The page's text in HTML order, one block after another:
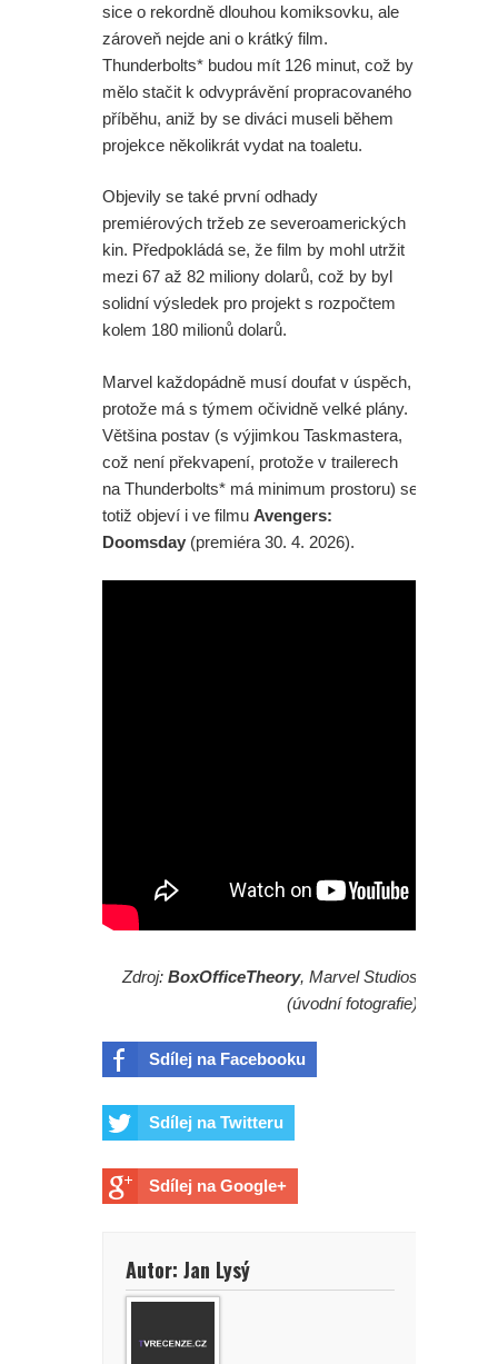
sice o rekordně dlouhou komiksovku, ale
zároveň nejde ani o krátký film.
Thunderbolts* budou mít 126 minut, což by
mělo stačit k odvyprávění propracovaného
příběhu, aniž by se diváci museli během
projekce několikrát vydat na toaletu.
Objevily se také první odhady
premiérových tržeb ze severoamerických
kin. Předpokládá se, že film by mohl utržit
mezi 67 až 82 miliony dolarů, což by byl
solidní výsledek pro projekt s rozpočtem
kolem 180 milionů dolarů.
Marvel každopádně musí doufat v úspěch,
protože má s týmem očividně velké plány.
Většina postav (s výjimkou Taskmastera,
což není překvapení, protože v trailerech
na Thunderbolts* má minimum prostoru) se
totiž objeví i ve filmu Avengers:
Doomsday (premiéra 30. 4. 2026).
Zdroj: BoxOfficeTheory, Marvel Studios
(úvodní fotografie)
Sdílej na Facebooku
Sdílej na Twitteru
Sdílej na Google+
Autor: Jan Lysý